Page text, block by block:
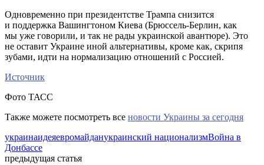
Одновременно при президентстве Трампа снизится
и поддержка Вашингтоном Киева (Брюссель-Берлин, как
мы уже говорили, и так не рады украинской авантюре). Это
не оставит Украине иной альтернативы, кроме как, скрипя
зубами, идти на нормализацию отношений с Россией.
Источник
Фото ТАСС
Также можете посмотреть все новости Украины за сегодня
украинаидеяевромайданукраинский национализмВойна в
Донбассе
предыдущая статья